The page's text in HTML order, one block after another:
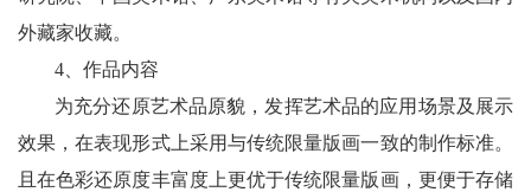
外藏家收藏。
4、作品内容
为充分还原艺术品原貌，发挥艺术品的应用场景及展示
效果，在表现形式上采用与传统限量版画一致的制作标准。
且在色彩还原度丰富度上更优于传统限量版画，更便于存储